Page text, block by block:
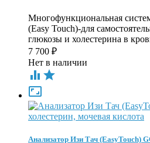
Многофункциональная
(Easy Touch)-для
глюкозы и холестерина в
7 700 ₽
Нет в наличии
 

Анализатор Изи Тач (EasyTouch)